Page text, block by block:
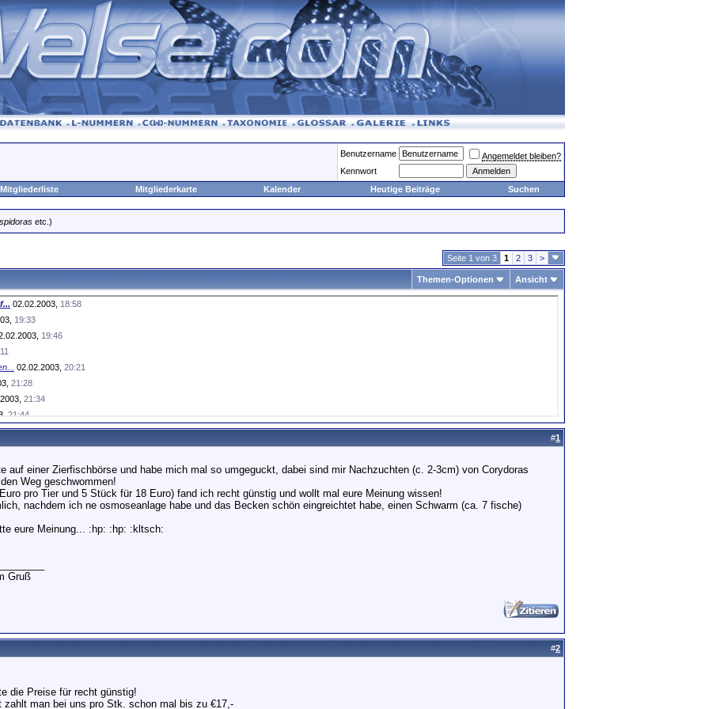
Benutzername
Angemeldet bleiben?
Kennwort
Mitgliederliste Mitgliederkarte Kalender Heutige Beiträge Suchen
etc.)
Seite 1 von 3 1 2 3 >
Themen-Optionen Ansicht
02.02.2003, 18:58
19:33
19:46
02.02.2003, 20:21
21:28
21:34
21:44
sind es...02.02.2003,21:45
21:49
02.02.2003,22:01
22:12
22:24
22:33
02.02.2003,
02.02.2003,22:59
die...
02.02.2003,
23:32
#1
auf einer Zierfischbörse und habe mich mal so umgeguckt, dabei sind mir Nachzuchten (c. 2-3cm) von Corydoras
Weg geschwommen!
pro Tier und 5 Stück für 18 Euro) fand ich recht günstig und wollt mal eure Meinung wissen!
nachdem ich ne osmoseanlage habe und das Becken schön eingreichtet habe, einen Schwarm (ca. 7 fische)
eure Meinung... :hp: :hp: :kltsch:
Gruß
#2
die Preise für recht günstig!
zahlt man bei uns pro Stk. schon mal bis zu €17,-